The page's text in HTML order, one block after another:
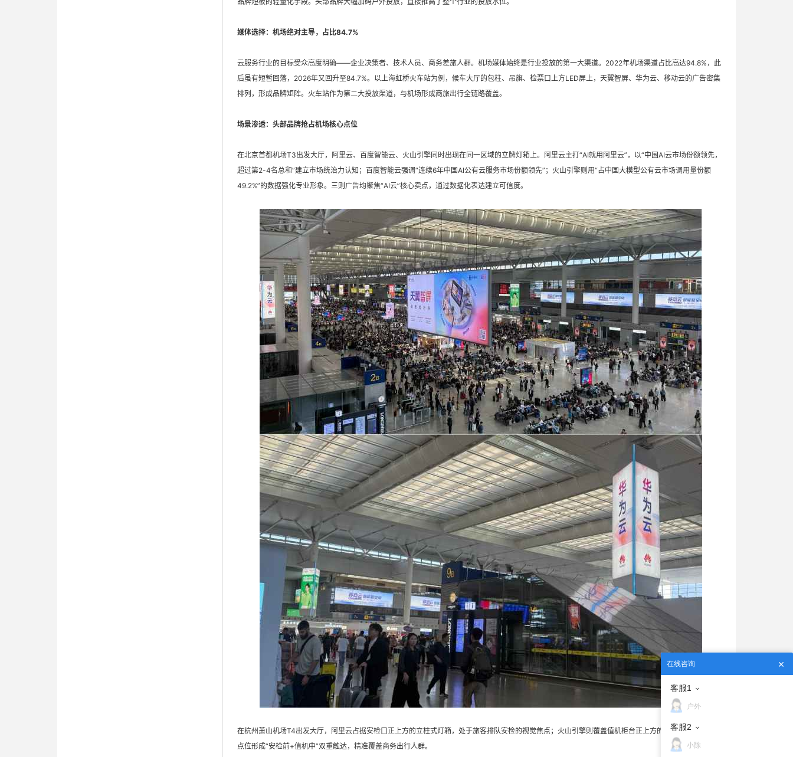
媒体选择：机场绝对主导，占比84.7%
云服务行业的目标受众高度明确——企业决策者、技术人员、商务差旅人群。机场媒体始终是行业投放的第一大渠道。2022年机场渠道占比高达94.8%，此
后虽有短暂回落，2026年又回升至84.7%。以上海虹桥火车站为例，候车大厅的包柱、吊旗、检票口上方LED屏上，天翼智屏、华为云、移动云的广告密集
排列，形成品牌矩阵。火车站作为第二大投放渠道，与机场形成商旅出行全链路覆盖。
场景渗透：头部品牌抢占机场核心点位
在北京首都机场T3出发大厅，阿里云、百度智能云、火山引擎同时出现在同一区域的立牌灯箱上。阿里云主打“AI就用阿里云”，以“中国AI云市场份额领先，
超过第2-4名总和”建立市场统治力认知；百度智能云强调“连续6年中国AI公有云服务市场份额领先”；火山引擎则用“占中国大模型公有云市场调用量份额
49.2%”的数据强化专业形象。三则广告均聚焦“AI云”核心卖点，通过数据化表达建立可信度。
在杭州萧山机场T4出发大厅，阿里云占据安检口正上方的立柱式灯箱，处于旅客排队安检的视觉焦点；火山引擎则覆盖值机柜台正上方的大型LED屏。两个
点位形成“安检前+值机中”双重触达，精准覆盖商务出行人群。
在线咨询
客服1
户外
客服2
小陈